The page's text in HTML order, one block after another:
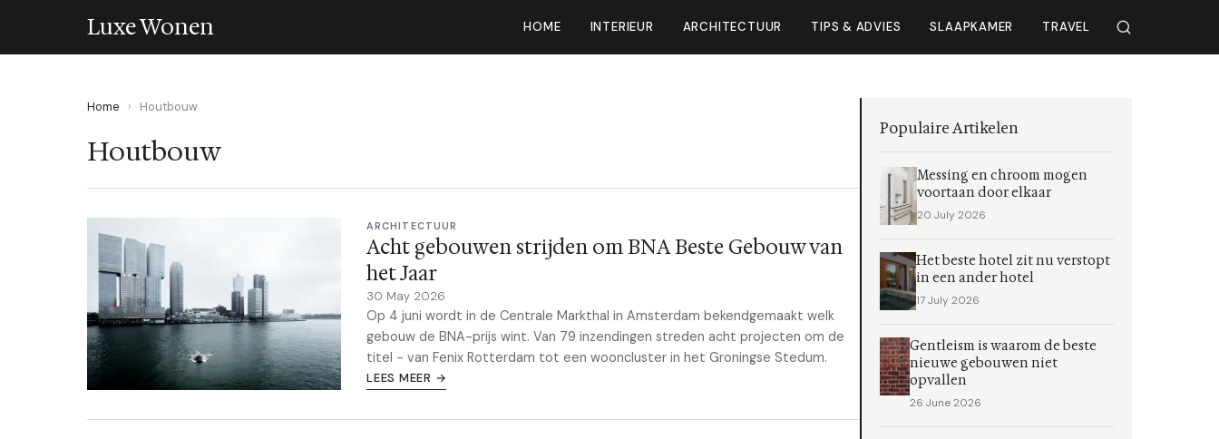
Luxe Wonen HOME INTERIEUR ARCHITECTUUR TIPS & ADVIES SLAAPKAMER TRAVEL
Home › Houtbouw
Houtbouw
ARCHITECTUUR
Acht gebouwen strijden om BNA Beste Gebouw van
het Jaar
30 May 2026
Op 4 juni wordt in de Centrale Markthal in Amsterdam bekendgemaakt welk
gebouw de BNA-prijs wint. Van 79 inzendingen streden acht projecten om de
titel - van Fenix Rotterdam tot een wooncluster in het Groningse Stedum.
LEES MEER →
Populaire Artikelen
Messing en chroom mogen
voortaan door elkaar
20 July 2026
Het beste hotel zit nu verstopt
in een ander hotel
17 July 2026
Gentleism is waarom de beste
nieuwe gebouwen niet
opvallen
26 June 2026